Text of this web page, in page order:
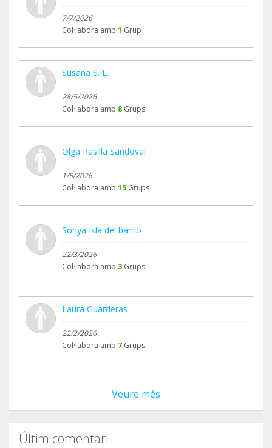
7/7/2026
Col·labora amb 1 Grup
Susana S. L.
28/5/2026
Col·labora amb 8 Grups
Olga Rasilla Sandoval
1/5/2026
Col·labora amb 15 Grups
Sonya Isla del barrio
22/3/2026
Col·labora amb 3 Grups
Laura Guarderas
22/2/2026
Col·labora amb 7 Grups
Veure més
Últim comentari